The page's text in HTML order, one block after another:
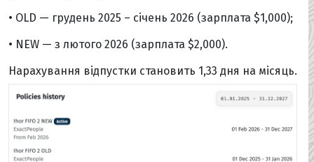
• OLD — грудень 2025 – січень 2026 (зарплата $1,000);
• NEW — з лютого 2026 (зарплата $2,000).
Нарахування відпустки становить 1,33 дня на місяць.